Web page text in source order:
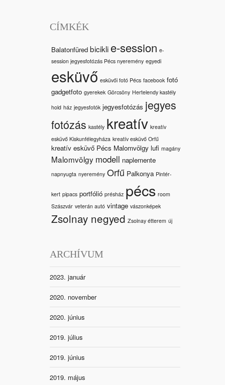
CÍMKÉK
Balatonfüred bicikli e-session e-
session jegyesfotózás Pécs nyeremény egyedi
esküvő esküvői fotó Pécs facebook fotó
gadgetfoto gyerekek Görcsöny Hertelendy kastély
hold ház jegyesfotók jegyesfotózás jegyes
fotózás kastély kreatív kreatív
esküvő Kiskunfélegyháza kreatív esküvő Orfű
kreatív esküvő Pécs Malomvölgy lufi magány
Malomvölgy modell naplemente
napnyugta nyeremény Orfű Palkonya Pintér-
kert pipacs portfólió présház pécs room
Szászvár veterán autó vintage vászonképek
Zsolnay negyed Zsolnay étterem új
ARCHÍVUM
2023. január
2020. november
2020. június
2019. július
2019. június
2019. május